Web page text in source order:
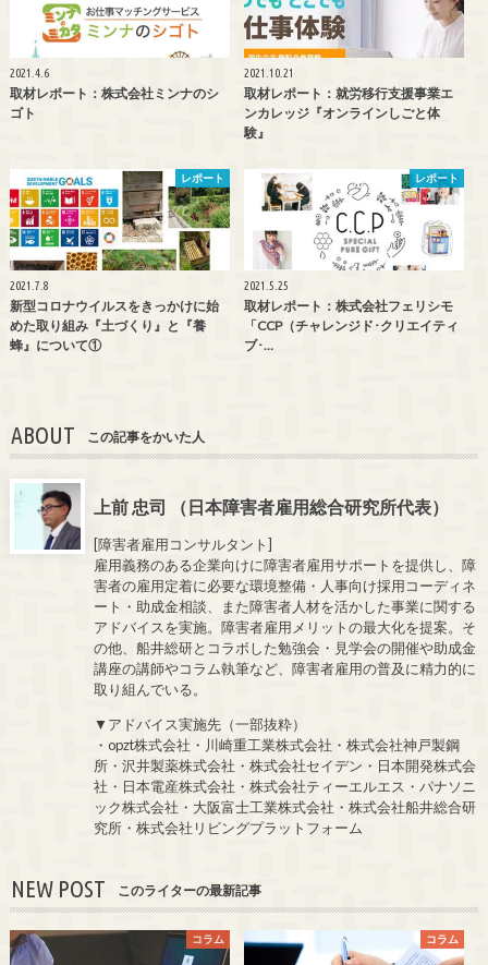
2021.4.6
取材レポート：株式会社ミンナのシ
ゴト
2021.10.21
取材レポート：就労移行支援事業エ
ンカレッジ『オンラインしごと体
験』
レポート
2021.7.8
新型コロナウイルスをきっかけに始
めた取り組み『土づくり』と『養
蜂』について①
レポート
2021.5.25
取材レポート：株式会社フェリシモ
「CCP（チャレンジド･クリエイティ
ブ･…
ABOUT この記事をかいた人
上前 忠司 （日本障害者雇用総合研究所代表）
[障害者雇用コンサルタント]
雇用義務のある企業向けに障害者雇用サポートを提供し、障
害者の雇用定着に必要な環境整備・人事向け採用コーディネ
ート・助成金相談、また障害者人材を活かした事業に関する
アドバイスを実施。障害者雇用メリットの最大化を提案。そ
の他、船井総研とコラボした勉強会・見学会の開催や助成金
講座の講師やコラム執筆など、障害者雇用の普及に精力的に
取り組んでいる。
▼アドバイス実施先（一部抜粋）
・opzt株式会社・川崎重工業株式会社・株式会社神戸製鋼
所・沢井製薬株式会社・株式会社セイデン・日本開発株式会
社・日本電産株式会社・株式会社ティーエルエス・パナソニ
ック株式会社・大阪富士工業株式会社・株式会社船井総合研
究所・株式会社リビングプラットフォーム
NEW POST このライターの最新記事
コラム コラム